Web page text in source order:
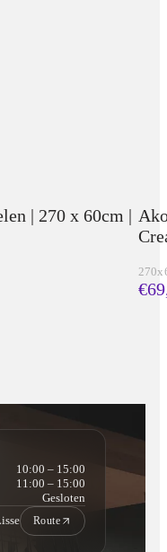
| 270 x 60cm |
10:00 – 15:00
11:00 – 15:00
Gesloten
Route